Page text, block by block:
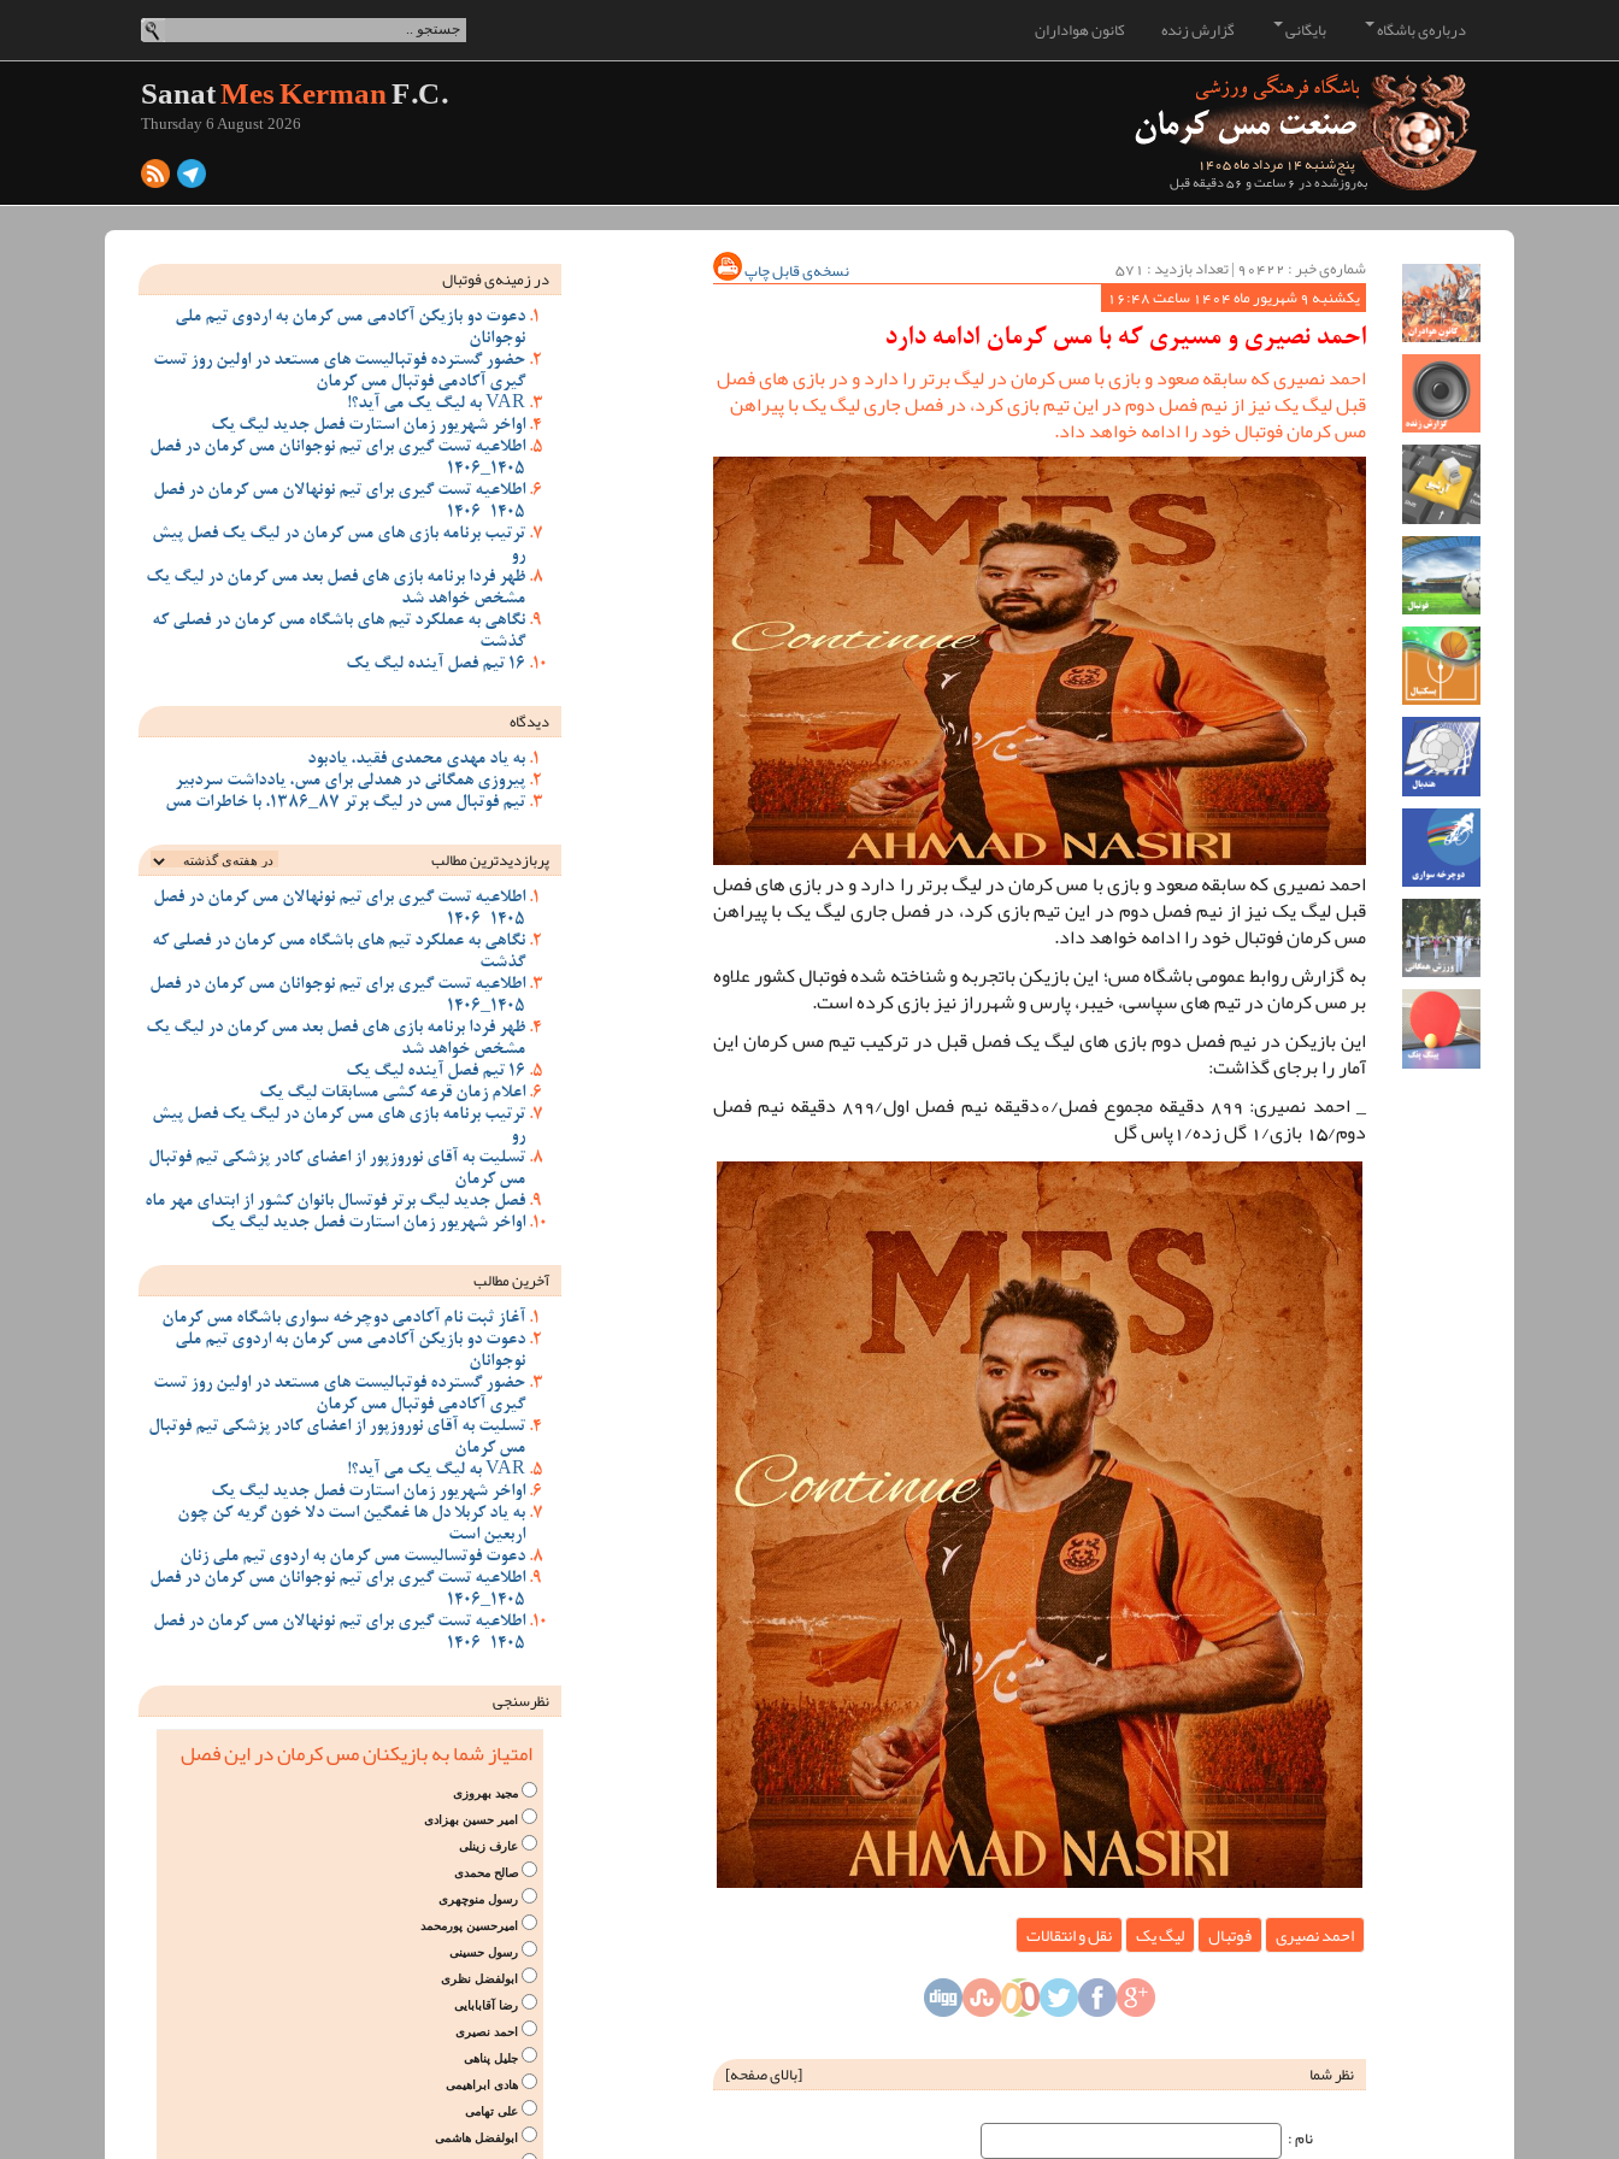
کانون هواداران گزارش زنده بایگانی درباره‌ی باشگاه
پنج‌شنبه 14 مرداد ماه 1405
به‌روزشده در 6 ساعت و 56 دقیقه قبل
SanatMes KermanF.C.
Thursday 6 August 2026
شماره‌ی خبر : ‌90422 | تعداد بازدید : 571
نسخه‌ی قابل چاپ
یکشنبه 9 شهریور ماه 1404 ساعت 16:48
احمد نصیری و مسیری که با مس کرمان ادامه دارد
احمد نصیری که سابقه صعود و بازی با مس کرمان در لیگ برتر را دارد و در بازی های فصل
قبل لیگ یک نیز از نیم فصل دوم در این تیم بازی کرد، در فصل جاری لیگ یک با پیراهن
مس کرمان فوتبال خود را ادامه خواهد داد.
احمد نصیری که سابقه صعود و بازی با مس کرمان در لیگ برتر را دارد و در بازی های فصل
قبل لیگ یک نیز از نیم فصل دوم در این تیم بازی کرد، در فصل جاری لیگ یک با پیراهن
مس کرمان فوتبال خود را ادامه خواهد داد.
به گزارش روابط عمومی باشگاه مس؛ این بازیکن باتجربه و شناخته شده فوتبال کشور علاوه
بر مس کرمان در تیم های سپاسی، خیبر، پارس و شهرراز نیز بازی کرده است.
این بازیکن در نیم فصل دوم بازی های لیگ یک فصل قبل در ترکیب تیم مس کرمان این
آمار را برجای گذاشت:
_ احمد نصیری: 899 دقیقه مجموع فصل/0دقیقه نیم فصل اول/899 دقیقه نیم فصل
دوم/15 بازی/1 گل زده/1پاس گل
احمد نصیری فوتبال لیگ یک نقل و انتقالات
نظر شما [بالای صفحه]
نام‌ :
در زمینه‌ی فوتبال
دعوت دو بازیکن آکادمی مس کرمان به اردوی تیم ملی
نوجوانان
حضور گسترده فوتبالیست های مستعد در اولین روز تست
گیری آکادمی فوتبال مس کرمان
VAR به لیگ یک می آید؟!
اواخر شهریور زمان استارت فصل جدید لیگ یک
اطلاعیه تست گیری برای تیم نوجوانان مس کرمان در فصل
1405_1406
اطلاعیه تست گیری برای تیم نونهالان مس کرمان در فصل
1405-1406
ترتیب برنامه بازی های مس کرمان در لیگ یک فصل پیش
رو
ظهر فردا برنامه بازی های فصل بعد مس کرمان در لیگ یک
مشخص خواهد شد
نگاهی به عملکرد تیم های باشگاه مس کرمان در فصلی که
گذشت
16 تیم فصل آینده لیگ یک
دیدگاه
به یاد مهدی محمدی فقید، یادبود
پیروزی همگانی در همدلی برای مس، یادداشت سردبیر
تیم فوتبال مس در لیگ برتر 87_1386، با خاطرات مس
پربازدیدترین‌ مطالب
اطلاعیه تست گیری برای تیم نونهالان مس کرمان در فصل
1405-1406
نگاهی به عملکرد تیم های باشگاه مس کرمان در فصلی که
گذشت
اطلاعیه تست گیری برای تیم نوجوانان مس کرمان در فصل
1405_1406
ظهر فردا برنامه بازی های فصل بعد مس کرمان در لیگ یک
مشخص خواهد شد
16 تیم فصل آینده لیگ یک
اعلام زمان قرعه کشی مسابقات لیگ یک
ترتیب برنامه بازی های مس کرمان در لیگ یک فصل پیش
رو
تسلیت به آقای نوروزپور از اعضای کادر پزشکی تیم فوتبال
مس کرمان
فصل جدید لیگ برتر فوتسال بانوان کشور از ابتدای مهر ماه
اواخر شهریور زمان استارت فصل جدید لیگ یک
آخرین مطالب
آغاز ثبت نام آکادمی دوچرخه سواری باشگاه مس کرمان
دعوت دو بازیکن آکادمی مس کرمان به اردوی تیم ملی
نوجوانان
حضور گسترده فوتبالیست های مستعد در اولین روز تست
گیری آکادمی فوتبال مس کرمان
تسلیت به آقای نوروزپور از اعضای کادر پزشکی تیم فوتبال
مس کرمان
VAR به لیگ یک می آید؟!
اواخر شهریور زمان استارت فصل جدید لیگ یک
به یاد کربلا دل ها غمگین است دلا خون گریه کن چون
اربعین است
دعوت فوتسالیست مس کرمان به اردوی تیم ملی زنان
اطلاعیه تست گیری برای تیم نوجوانان مس کرمان در فصل
1405_1406
اطلاعیه تست گیری برای تیم نونهالان مس کرمان در فصل
1405-1406
نظرسنجی
امتیاز شما به بازیکنان مس کرمان در این فصل
مجید بهروزی
امیر حسین بهزادی
عارف زینلی
صالح محمدی
رسول منوچهری
امیرحسین پورمحمد
رسول حسینی
ابولفضل نظری
رضا آقابابایی
احمد نصیری
جلیل پناهی
هادی ابراهیمی
علی تهامی
ابولفضل هاشمی